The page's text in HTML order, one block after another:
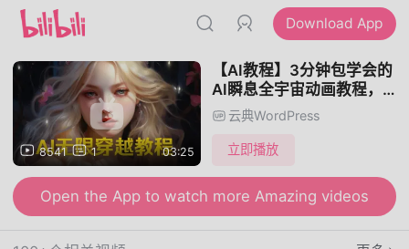
Download App
8541 1 03:25
【AI教程】3分钟包学会的
AI瞬息全宇宙动画教程，AI
带你无限穿越
云典WordPress
立即播放
Open the App to watch more Amazing videos